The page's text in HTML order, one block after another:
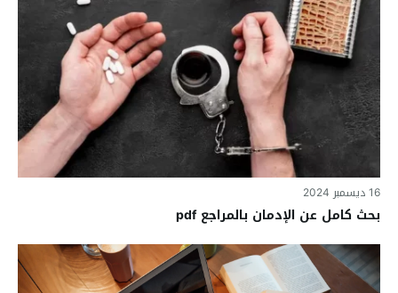
16 ديسمبر 2024
بحث كامل عن الإدمان بالمراجع pdf